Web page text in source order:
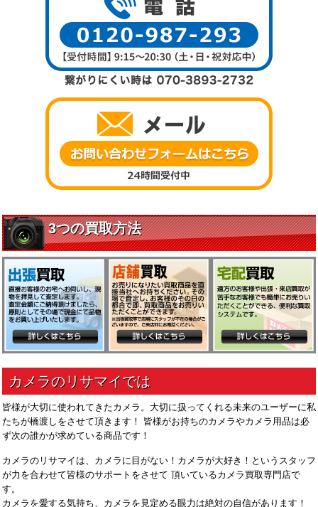
皆様が大切に使われてきたカメラ。大切に扱ってくれる未来のユーザーに私
たちが橋渡しをさせて頂きます！ 皆様がお持ちのカメラやカメラ用品は必
ず次の誰かが求めている商品です！
カメラのリサマイは、カメラに目がない！カメラが大好き！というスタッフ
が力を合わせて皆様のサポートをさせて 頂いているカメラ買取専門店で
す。
カメラを愛する気持ち、カメラを見定める眼力は絶対の自信があります！